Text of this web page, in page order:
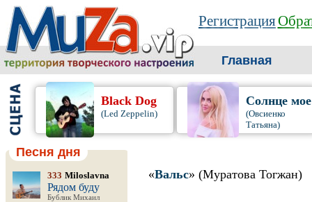
Регистрация
Главная
Black Dog
(Led Zeppelin)
Солнце мое
(Овсиенко
Татьяна)
Песня дня
333 Miloslavna
Рядом буду
Бублик Михаил
«Вальс» (Муратова Тогжан)